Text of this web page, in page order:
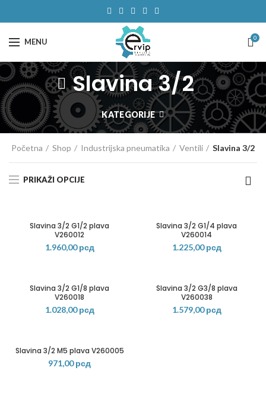
MENU 0
Slavina 3/2
KATEGORIJE
Početna Shop Industrijska pneumatika Ventili Slavina 3/2
PRIKAŽI OPCIJE
Slavina 3/2 G1/2 plava
V260012
1.960,00рсд
Slavina 3/2 G1/4 plava
V260014
1.225,00рсд
Slavina 3/2 G1/8 plava
V260018
1.028,00рсд
Slavina 3/2 G3/8 plava
V260038
1.579,00рсд
Slavina 3/2 M5 plava V260005
971,00рсд